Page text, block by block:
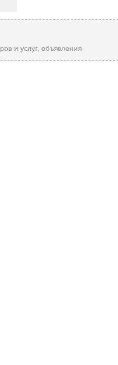
и услуг, объявления